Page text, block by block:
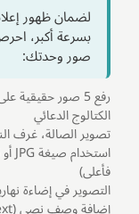
لضمان ظهور
بسرعة أكبر،
صور وحدتك:
رفع 5 صور
الكتالوج الدعائي
تصوير الصالة، غرف
فأعلى)
التصوير في إضاءة